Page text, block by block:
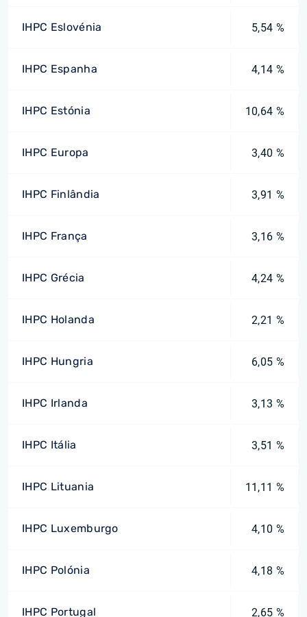
IHPC Eslovénia 5,54 %
IHPC Espanha 4,14 %
IHPC Estónia 10,64 %
IHPC Europa 3,40 %
IHPC Finlândia 3,91 %
IHPC França 3,16 %
IHPC Grécia 4,24 %
IHPC Holanda 2,21 %
IHPC Hungria 6,05 %
IHPC Irlanda 3,13 %
IHPC Itália 3,51 %
IHPC Lituania 11,11 %
IHPC Luxemburgo 4,10 %
IHPC Polónia 4,18 %
IHPC Portugal 2,65 %